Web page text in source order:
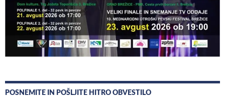
POSNEMITE IN POŠLJITE HITRO OBVESTILO